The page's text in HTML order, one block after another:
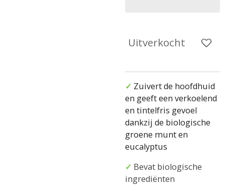
Uitverkocht
✓ Zuivert de hoofdhuid
en geeft een verkoelend
en tintelfris gevoel
dankzij de biologische
groene munt en
eucalyptus
✓ Bevat biologische
ingrediënten